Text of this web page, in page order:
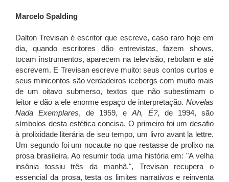
Marcelo Spalding
Dalton Trevisan é escritor que escreve, caso raro hoje em
dia, quando escritores dão entrevistas, fazem shows,
tocam instrumentos, aparecem na televisão, rebolam e até
escrevem. E Trevisan escreve muito: seus contos curtos e
seus minicontos são verdadeiros icebergs com muito mais
de um oitavo submerso, textos que não subestimam o
leitor e dão a ele enorme espaço de interpretação. Novelas
Nada Exemplares, de 1959, e Ah, É?, de 1994, são
símbolos desta estética concisa. O primeiro foi um desafio
à prolixidade literária de seu tempo, um livro avant la lettre.
Um segundo foi um nocaute no que restasse de prolixo na
prosa brasileira. Ao resumir toda uma história em: "A velha
insônia tossiu três da manhã.", Trevisan recupera o
essencial da prosa, testa os limites narrativos e reinventa